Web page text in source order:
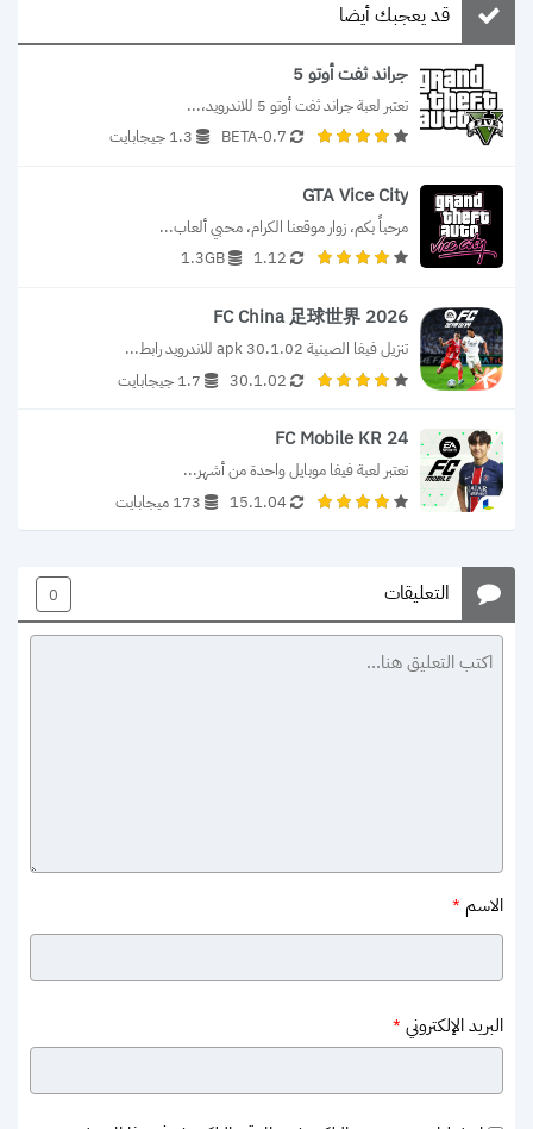
قد يعجبك أيضا
جراند ثفت أوتو 5
تعتبر لعبة جراند ثفت أوتو 5 للاندرويد،...
0.7-BETA
1.3 جيجابايت
GTA Vice City
مرحباً بكم، زوار موقعنا الكرام، محبي ألعاب...
1.12
1.3GB
FC China 足球世界 2026
تنزيل فيفا الصينية 30.1.02 apk للاندرويد رابط...
30.1.02
1.7 جيجابايت
FC Mobile KR 24
تعتبر لعبة فيفا موبايل واحدة من أشهر...
15.1.04
173 ميجابايت
التعليقات 0
الاسم *
البريد الإلكتروني *